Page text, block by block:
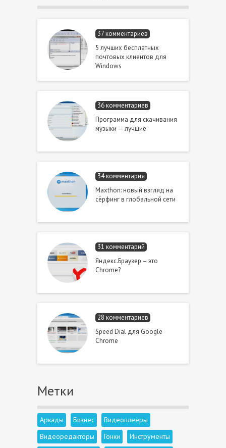
37 комментариев
5 лучших бесплатных
почтовых клиентов для
Windows
36 комментариев
Программа для скачивания
музыки — лучшие
34 комментария
Maxthon: новый взгляд на
сёрфинг в глобальной сети
31 комментарий
Яндекс.Браузер – это
Chrome?
28 комментариев
Speed Dial для Google
Chrome
Метки
Аркады Бизнес
Видеоплееры
Видеоредакторы
Гонки
Инструменты